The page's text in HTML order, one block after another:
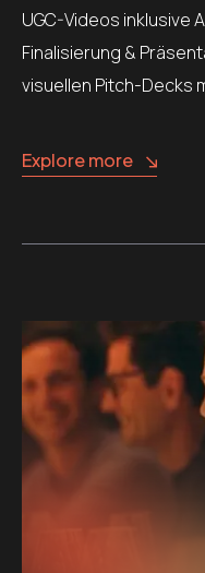
UGC-Videos inklusive
Finalisierung &
visuellen Pitch-Decks
Explore more